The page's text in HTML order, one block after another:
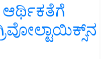
ಆರ್ಥಿಕತೆಗೆ